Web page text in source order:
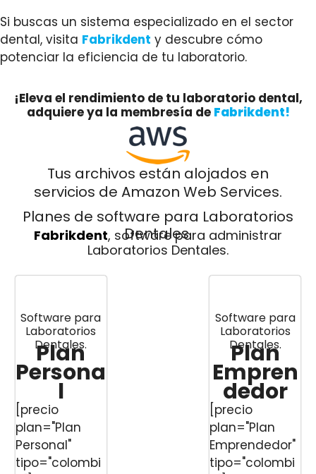
Si buscas un sistema especializado en el sector
dental, visita Fabrikdent y descubre cómo
potenciar la eficiencia de tu laboratorio.
¡Eleva el rendimiento de tu laboratorio dental,
adquiere ya la membresía de Fabrikdent!
Tus archivos están alojados en
servicios de Amazon Web Services.
Planes de software para Laboratorios
Dentales.
Fabrikdent, software para administrar
Laboratorios Dentales.
Software para
Laboratorios
Dentales.
Plan
Persona
l
[precio
plan="Plan
Personal"
tipo="colombi
Software para
Laboratorios
Dentales.
Plan
Empren
dedor
[precio
plan="Plan
Emprendedor"
tipo="colombi